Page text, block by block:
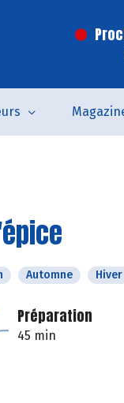
Automne Hiver
Préparation
45 min